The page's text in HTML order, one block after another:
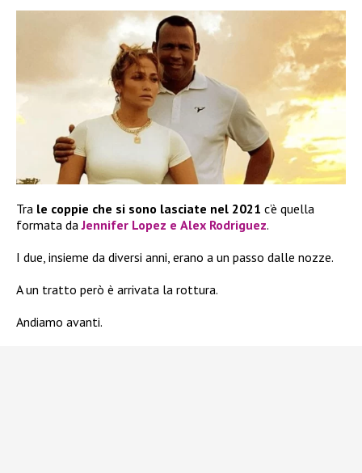
Tra le coppie che si sono lasciate nel 2021 c’è quella
formata daJennifer Lopez e Alex Rodriguez.
I due, insieme da diversi anni, erano a un passo dalle nozze.
A un tratto però è arrivata la rottura.
Andiamo avanti.